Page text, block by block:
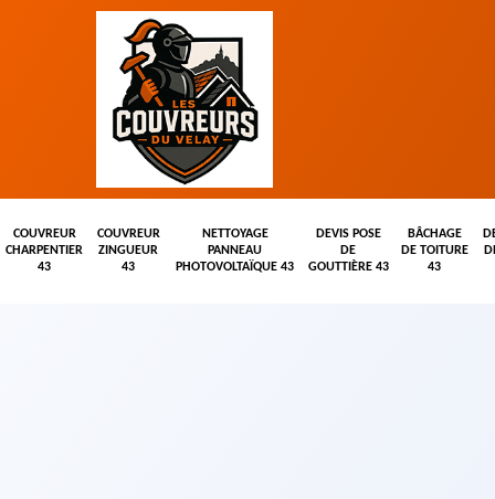
COUVREUR
CHARPENTIER
43
COUVREUR
ZINGUEUR
43
NETTOYAGE
PANNEAU
PHOTOVOLTAÏQUE 43
DEVIS POSE
DE
GOUTTIÈRE 43
BÂCHAGE
DE TOITURE
43